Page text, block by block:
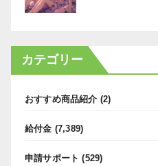
カテゴリー
おすすめ商品紹介 (2)
給付金 (7,389)
申請サポート (529)